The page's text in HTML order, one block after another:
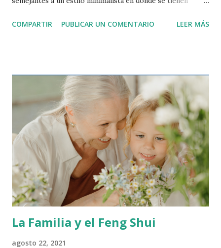
espacio que sea cómodo y elegante. En el hogar se debe
referencia a la limpieza del hogar debemos tomar
consciencia que mantener un hogar limpio es
tranquilizador y si se tiene orden más beneficioso aún. Por
otra parte si hay niños en el hogar, estos necesitan
contacto con la tierra, las plantas y los animales. Por esta
razón cuidar no caer en exageraciones. La limpieza genera
múltiples beneficios para la salud, entre ellos relajación,
concentración, fortalecimiento del sistema inmune el cu...
COMPARTIR PUBLICAR UN COMENTARIO LEER MÁS
La Familia y el Feng Shui
agosto 22, 2021